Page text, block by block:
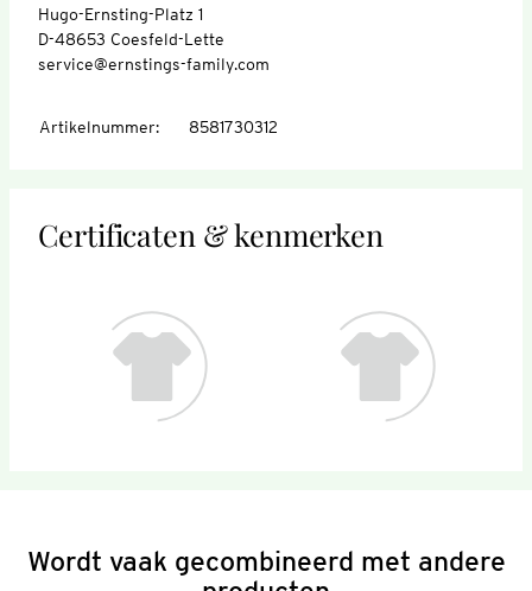
Hugo-Ernsting-Platz 1
D-48653 Coesfeld-Lette
service@ernstings-family.com
Artikelnummer: 8581730312
Certificaten & kenmerken
Wordt vaak gecombineerd met andere